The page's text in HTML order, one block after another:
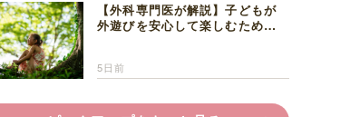
【外科専門医が解説】子どもが
外遊びを安心して楽しむため
5日前